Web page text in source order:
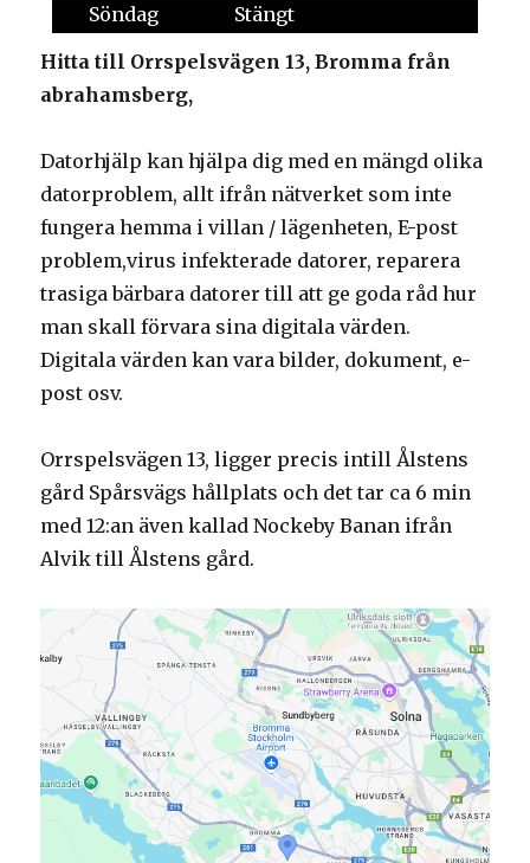
Söndag
Stängt
Hitta till Orrspelsvägen 13, Bromma från
abrahamsberg,
Datorhjälp kan hjälpa dig med en mängd olika
datorproblem, allt ifrån nätverket som inte
fungera hemma i villan / lägenheten, E-post
problem,virus infekterade datorer, reparera
trasiga bärbara datorer till att ge goda råd hur
man skall förvara sina digitala värden.
Digitala värden kan vara bilder, dokument, e-
post osv.
Orrspelsvägen 13, ligger precis intill Ålstens
gård Spårsvägs hållplats och det tar ca 6 min
med 12:an även kallad Nockeby Banan ifrån
Alvik till Ålstens gård.